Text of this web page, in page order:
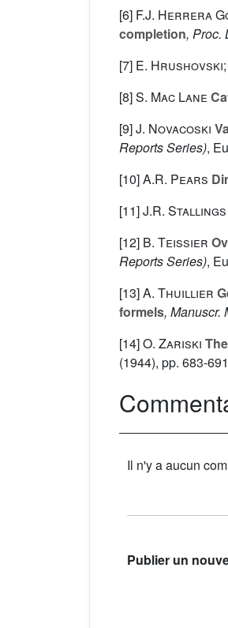
[6] F.J. Herrera
completion, Proc.
[7] E. Hrushovski;
[8]S. Mac Lane
[9]J. Novacoski
Reports Series),
[10]A.R. Pears
[11]J.R. Stallings
[12] B. Teissier
Reports Series),
[13]A. Thuillier
formels, Manuscr.
[14]O. Zariski
(1944), pp. 683-691
Il n'y a aucun
Publier un